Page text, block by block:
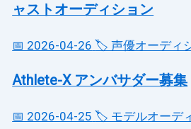
ャストオーディション
📅 2026-04-26 🏷️ 声優オーディ
Athlete-X アンバサダー募集
📅 2026-04-25 🏷️ モデルオーデ